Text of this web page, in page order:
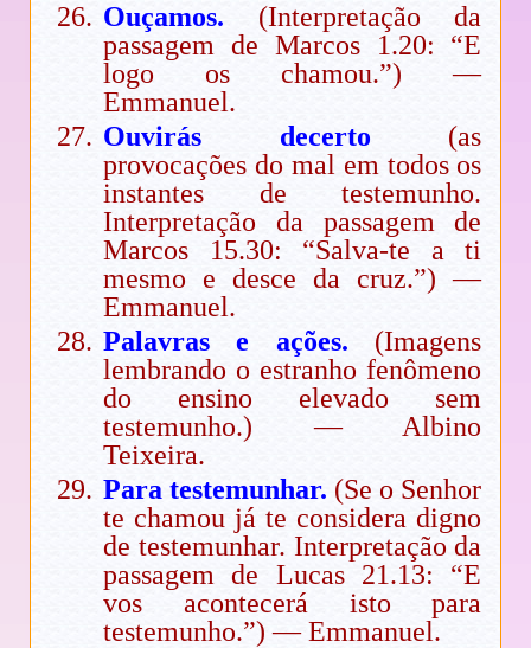
Ouçamos. (Interpretação da
passagem de Marcos 1.20: “E
logo os chamou.”) —
Emmanuel.
Ouvirás decerto (as
provocações do mal em todos os
instantes de testemunho.
Interpretação da passagem de
Marcos 15.30: “Salva-te a ti
mesmo e desce da cruz.”) —
Emmanuel.
Palavras e ações. (Imagens
lembrando o estranho fenômeno
do ensino elevado sem
testemunho.) — Albino
Teixeira.
Para testemunhar. (Se o Senhor
te chamou já te considera digno
de testemunhar. Interpretação da
passagem de Lucas 21.13: “E
vos acontecerá isto para
testemunho.”) — Emmanuel.